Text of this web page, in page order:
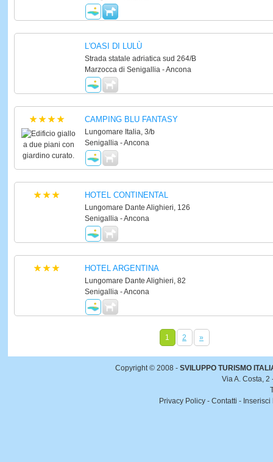
L'OASI DI LULÙ
Strada statale adriatica sud 264/B
Marzocca di Senigallia - Ancona
CAMPING BLU FANTASY
Lungomare Italia, 3/b
Senigallia - Ancona
HOTEL CONTINENTAL
Lungomare Dante Alighieri, 126
Senigallia - Ancona
HOTEL ARGENTINA
Lungomare Dante Alighieri, 82
Senigallia - Ancona
1 2 »
Copyright © 2008 - SVILUPPO TURISMO
Via A. Costa,
Privacy Policy - Contatti -